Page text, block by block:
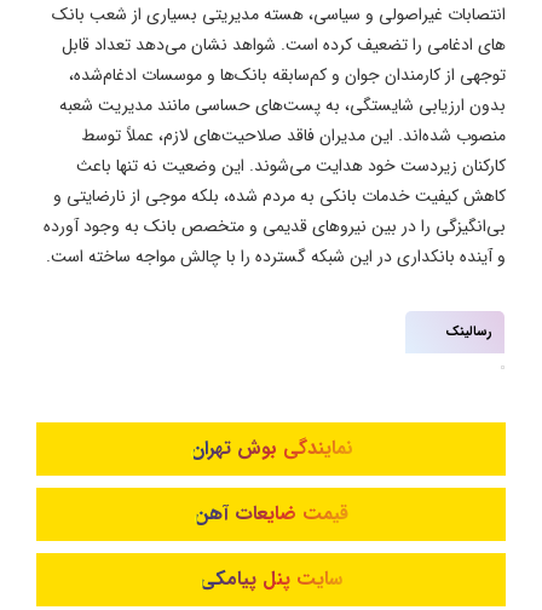
انتصابات غیراصولی و سیاسی، هسته مدیریتی بسیاری از شعب بانک
های ادغامی را تضعیف کرده است. شواهد نشان می‌دهد تعداد قابل
توجهی از کارمندان جوان و کم‌سابقه بانک‌ها و موسسات ادغام‌شده،
بدون ارزیابی شایستگی، به پست‌های حساسی مانند مدیریت شعبه
منصوب شده‌اند. این مدیران فاقد صلاحیت‌های لازم، عملاً توسط
کارکنان زیردست خود هدایت می‌شوند. این وضعیت نه تنها باعث
کاهش کیفیت خدمات بانکی به مردم شده، بلکه موجی از نارضایتی و
بی‌انگیزگی را در بین نیروهای قدیمی و متخصص بانک به وجود آورده
و آینده بانکداری در این شبکه گسترده را با چالش مواجه ساخته است.
رسالینک
نمایندگی بوش تهران
قیمت ضایعات آهن
سایت پنل پیامکی